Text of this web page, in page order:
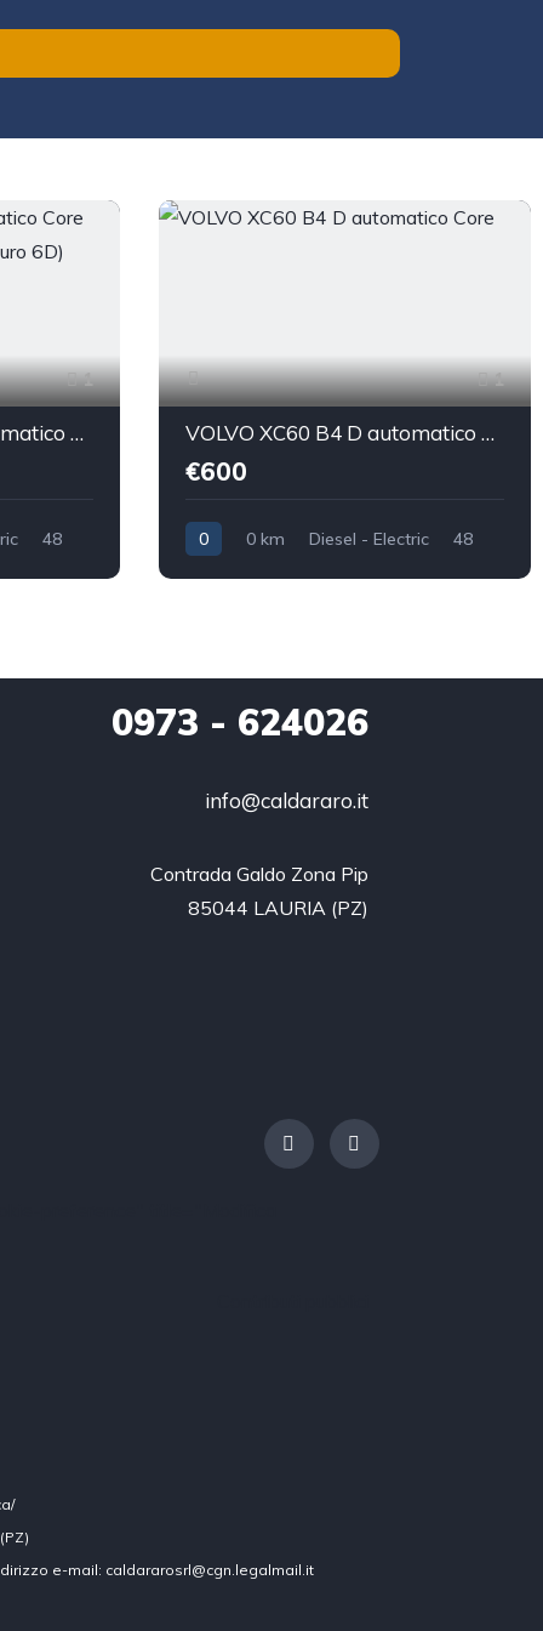
1
VOLVO XC60 B4 D automatico Core Sport utility vehicle 5-door (Euro 6D)
48
1
VOLVO XC60 B4 D automatico Core
€600
0 0 km Diesel - Electric
48
0973 - 624026
info@caldararo.it
Contrada Galdo Zona Pip
85044 LAURIA (PZ)
e-mail: caldararosrl@cgn.legalmail.it